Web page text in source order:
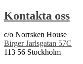
Kontakta oss
c/o Norrsken House
Birger Jarlsgatan 57C
113 56 Stockholm